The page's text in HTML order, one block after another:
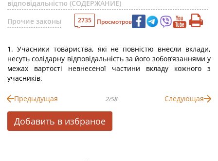
відповідальністю (СОДЕРЖАНИЕ)
Прочие законы
2735 Просмотров
1. Учасники товариства, які не повністю внесли вклади,
несуть солідарну відповідальність за його зобов’язаннями у
межах вартості невнесеної частини вкладу кожного з
учасників.
Предыдущая 2/58 Следующая
Добавить в избраное